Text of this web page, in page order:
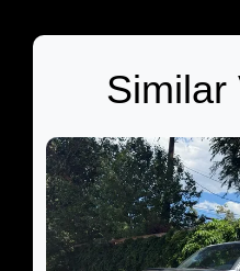
Similar